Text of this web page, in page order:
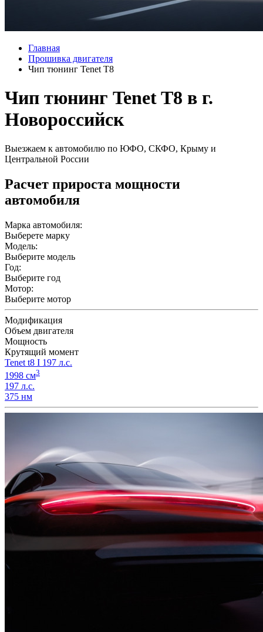
Главная
Прошивка двигателя
Чип тюнинг Tenet T8
Чип тюнинг Tenet T8 в г.
Новороссийск
Выезжаем к автомобилю по ЮФО, СКФО, Крыму и
Центральной России
Расчет прироста мощности
автомобиля
Марка автомобиля:
Выберете марку
Модель:
Выберите модель
Год:
Выберите год
Мотор:
Выберите мотор
Модификация
Объем двигателя
Мощность
Крутящий момент
Tenet t8 I 197 л.с.
1998 см3
197 л.с.
375 нм